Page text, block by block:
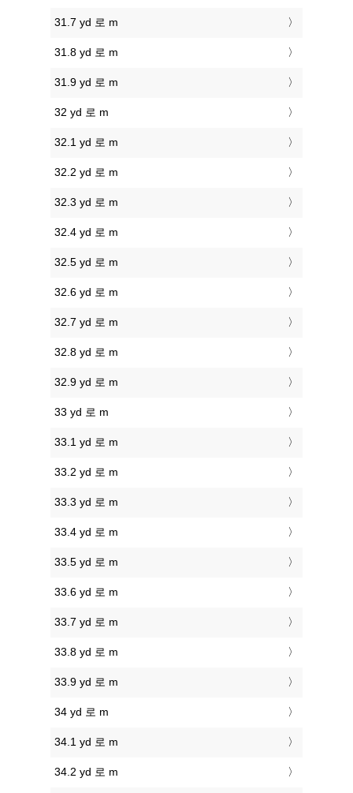
31.7 yd 로 m
31.8 yd 로 m
31.9 yd 로 m
32 yd 로 m
32.1 yd 로 m
32.2 yd 로 m
32.3 yd 로 m
32.4 yd 로 m
32.5 yd 로 m
32.6 yd 로 m
32.7 yd 로 m
32.8 yd 로 m
32.9 yd 로 m
33 yd 로 m
33.1 yd 로 m
33.2 yd 로 m
33.3 yd 로 m
33.4 yd 로 m
33.5 yd 로 m
33.6 yd 로 m
33.7 yd 로 m
33.8 yd 로 m
33.9 yd 로 m
34 yd 로 m
34.1 yd 로 m
34.2 yd 로 m